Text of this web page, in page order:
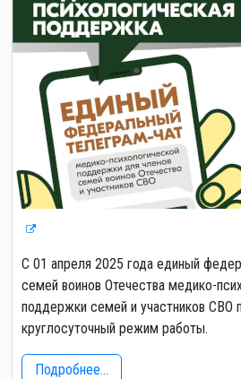
С 01 апреля 2025 года единый
семей воинов Отечества медико-
поддержки семей и участников СВО
круглосуточный режим работы.
Подробнее...